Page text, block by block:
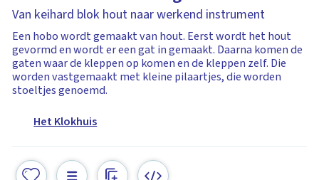
Van keihard blok hout naar werkend instrument
Een hobo wordt gemaakt van hout. Eerst wordt het hout
gevormd en wordt er een gat in gemaakt. Daarna komen de
gaten waar de kleppen op komen en de kleppen zelf. Die
worden vastgemaakt met kleine pilaartjes, die worden
stoeltjes genoemd.
Het Klokhuis